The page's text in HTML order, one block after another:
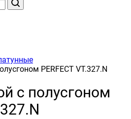
PERFECT VT.327.N
с полусгоном